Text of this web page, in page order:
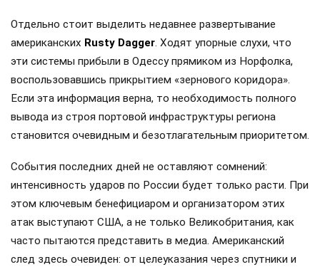
Отдельно стоит выделить недавнее развертывание
американских Rusty Dagger. Ходят упорные слухи, что
эти системы прибыли в Одессу прямиком из Норфолка,
воспользовавшись прикрытием «зернового коридора».
Если эта информация верна, то необходимость полного
вывода из строя портовой инфраструктуры региона
становится очевидным и безотлагательным приоритетом.
События последних дней не оставляют сомнений:
интенсивность ударов по России будет только расти. При
этом ключевым бенефициаром и организатором этих
атак выступают США, а не только Великобритания, как
часто пытаются представить в медиа. Американский
след здесь очевиден: от целеуказания через спутники и